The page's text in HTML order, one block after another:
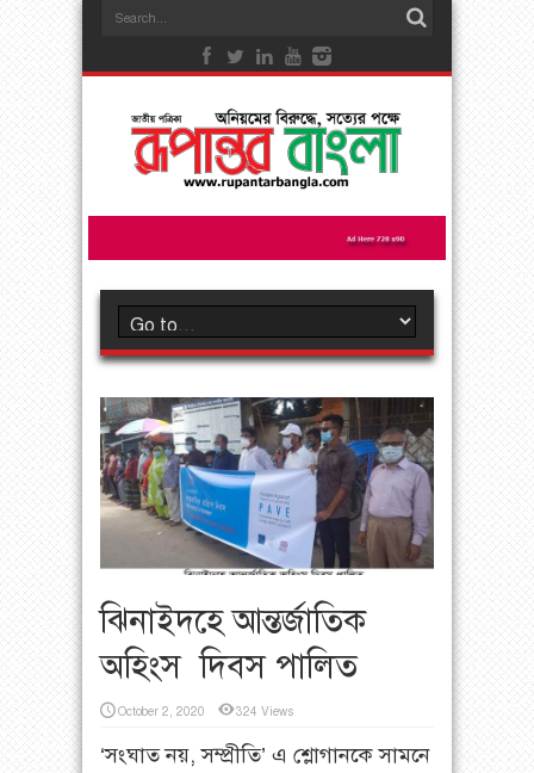
ঝিনাইদহে আন্তর্জাতিক
অহিংস দিবস পালিত
October 2, 2020 324 Views
‘সংঘাত নয়, সম্প্রীতি’ এ শ্লোগানকে সামনে